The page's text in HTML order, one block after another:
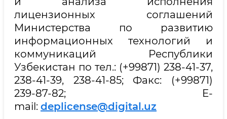
лицензионных соглашений
Министерства по развитию
информационных технологий и
коммуникаций Республики
Узбекистан по тел.: (+99871) 238-41-37,
238-41-39, 238-41-85; Факс: (+99871)
239-87-82; E-
mail: deplicense@digital.uz